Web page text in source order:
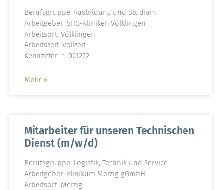
Berufsgruppe: Ausbildung und Studium
Arbeitgeber: SHG-Kliniken Völklingen
Arbeitsort: Völklingen
Arbeitszeit: Vollzeit
Kennziffer: *_001222
Mehr »
Mitarbeiter für unseren Technischen
Dienst (m/w/d)
Berufsgruppe: Logistik, Technik und Service
Arbeitgeber: Klinikum Merzig gGmbH
Arbeitsort: Merzig